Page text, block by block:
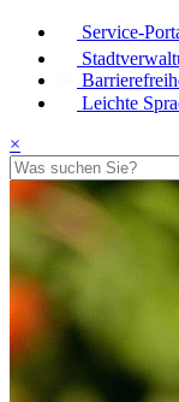
Service-
Leichte
×